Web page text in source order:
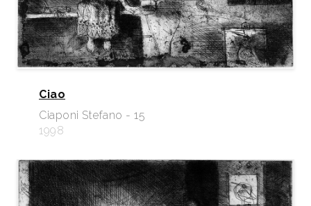
Ciao
Ciaponi Stefano - 15
1998